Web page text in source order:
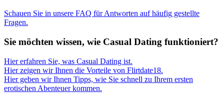
Schauen Sie in unsere FAQ für Antworten auf häufig gestellte
Fragen.
Sie möchten wissen, wie Casual Dating funktioniert?
Hier erfahren Sie, was Casual Dating ist.
Hier zeigen wir Ihnen die Vorteile von Flirtdate18.
Hier geben wir Ihnen Tipps, wie Sie schnell zu Ihrem ersten
erotischen Abenteuer kommen.